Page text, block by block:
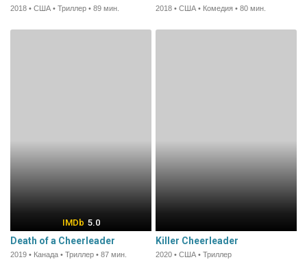
2018 • США • Триллер • 89 мин. 2018 • США • Комедия • 80 мин.
5.0
Death of a Cheerleader
2019 • Канада • Триллер • 87 мин.
Killer Cheerleader
2020 • США • Триллер